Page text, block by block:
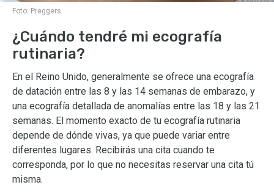
Foto: Preggers
¿Cuándo tendré mi ecografía
rutinaria?
En el Reino Unido, generalmente se ofrece una ecografía
de datación entre las 8 y las 14 semanas de embarazo, y
una ecografía detallada de anomalías entre las 18 y las 21
semanas. El momento exacto de tu ecografía rutinaria
depende de dónde vivas, ya que puede variar entre
diferentes lugares. Recibirás una cita cuando te
corresponda, por lo que no necesitas reservar una cita tú
misma.